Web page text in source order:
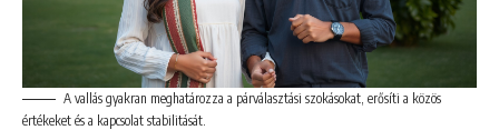
A vallás gyakran meghatározza a párválasztási szokásokat, erősíti a közös
értékeket és a kapcsolat stabilitását.